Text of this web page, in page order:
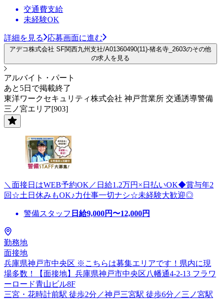
交通費支給
未経験OK
詳細を見る 応募画面に進む
アデコ株式会社 SF関西九州支社/A01360490(11)-猪名寺_2603のその他
の求人を見る
アルバイト・パート
あと5日で掲載終了
東洋ワークセキュリティ株式会社 神戸営業所 交通誘導警備
三ノ宮エリア[903]
＼面接日はWEB予約OK／日給1.2万円×日払いOK◆賞与年2
回☆土日休みもOK♪力仕事一切ナシ☆未経験大歓迎◎
警備スタッフ 日給9,000円〜12,000円
勤務地
面接地
兵庫県神戸市中央区 ※こちらは募集エリアです！県内に現
場多数！【面接地】兵庫県神戸市中央区八幡通4-2-13 フラワ
ーロード青山ビル8F
三宮・花時計前駅 徒歩2分／神戸三宮駅 徒歩6分／三ノ宮駅